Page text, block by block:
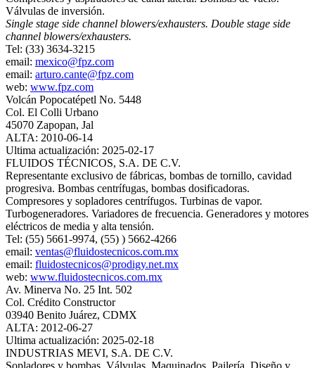
Válvulas de inversión.
Single stage side channel blowers/exhausters. Double stage side
channel blowers/exhausters.
Tel: (33) 3634-3215
email: mexico@fpz.com
email: arturo.cante@fpz.com
web: www.fpz.com
Volcán Popocatépetl No. 5448
Col. El Colli Urbano
45070 Zapopan, Jal
ALTA: 2010-06-14
Ultima actualización: 2025-02-17
FLUIDOS TÉCNICOS, S.A. DE C.V.
Representante exclusivo de fábricas, bombas de tornillo, cavidad
progresiva. Bombas centrífugas, bombas dosificadoras.
Compresores y sopladores centrífugos. Turbinas de vapor.
Turbogeneradores. Variadores de frecuencia. Generadores y motores
eléctricos de media y alta tensión.
Tel: (55) 5661-9974, (55) ) 5662-4266
email: ventas@fluidostecnicos.com.mx
email: fluidostecnicos@prodigy.net.mx
web: www.fluidostecnicos.com.mx
Av. Minerva No. 25 Int. 502
Col. Crédito Constructor
03940 Benito Juárez, CDMX
ALTA: 2012-06-27
Ultima actualización: 2025-02-18
INDUSTRIAS MEVI, S.A. DE C.V.
Sopladores y bombas. Válvulas. Maquinados. Pailería. Diseño y